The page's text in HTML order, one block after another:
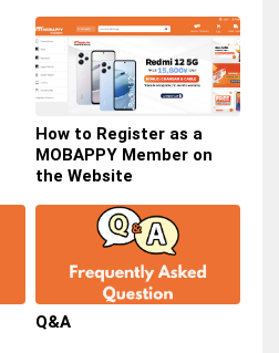
How to Register as a
MOBAPPY Member on
the Website
Q&A